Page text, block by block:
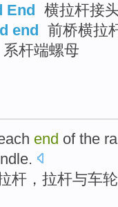
End 横拉杆接
end 前桥横拉
系杆端螺母
end of the
.
杆，拉杆与车